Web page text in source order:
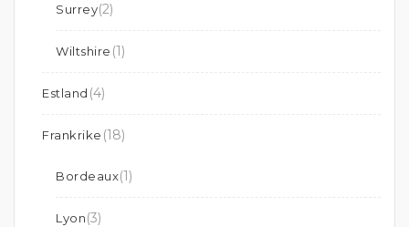
Surrey(2)
Wiltshire (1)
Estland (4)
Frankrike (18)
Bordeaux(1)
Lyon(3)